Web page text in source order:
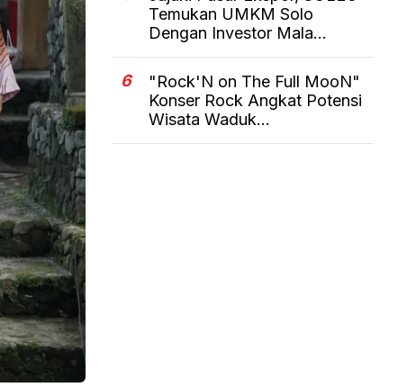
Temukan UMKM Solo
Dengan Investor Mala...
6
"Rock'N on The Full MooN"
Konser Rock Angkat Potensi
Wisata Waduk...